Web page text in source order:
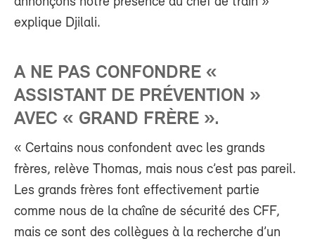
explique Djilali.
A NE PAS CONFONDRE «
ASSISTANT DE PRÉVENTION »
AVEC « GRAND FRÈRE ».
« Certains nous confondent avec les grands
frères, relève Thomas, mais nous c’est pas pareil.
Les grands frères font effectivement partie
comme nous de la chaîne de sécurité des CFF,
mais ce sont des collègues à la recherche d’un